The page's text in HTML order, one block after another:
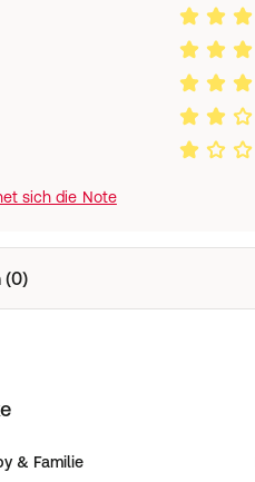
sich die Note
(0)
& Familie